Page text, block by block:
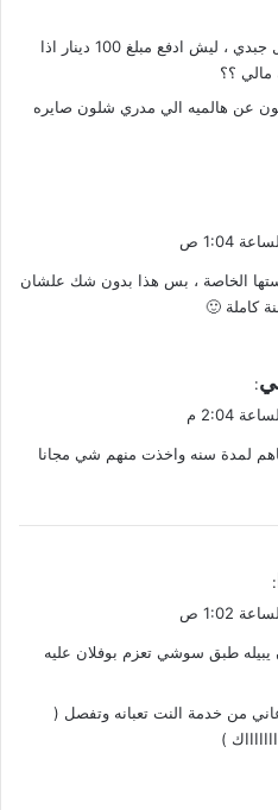
بس الشي الي دابل جبدي ، ليش ادفع مبلغ 100 دينار اذا
مالي ؟؟
عن هالميه الي مدري شلون صايره
الخاصة ، بس هذا بدون شك علشان
كاملة 🙂
:
لمدة سنه واخذت منهم شي مجانا
:
يبيله طبق سوشي تعزم بوفلان عليه
من خدمة النت تعبانه وتفصل (
)